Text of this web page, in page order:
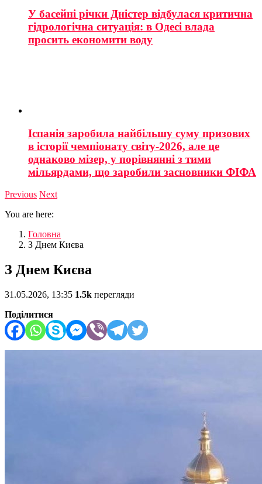
У басейні річки Дністер відбулася критична
гідрологічна ситуація: в Одесі влада
просить економити воду
Іспанія заробила найбільшу суму призових
в історії чемпіонату світу-2026, але це
однаково мізер, у порівнянні з тими
мільярдами, що заробили засновники ФІФА
Previous Next
You are here:
Головна
З Днем Києва
З Днем Києва
31.05.2026, 13:35 1.5k перегляди
Поділитися